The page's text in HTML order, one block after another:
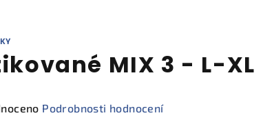
MIX 3 - L-XL
Podrobnosti hodnocení